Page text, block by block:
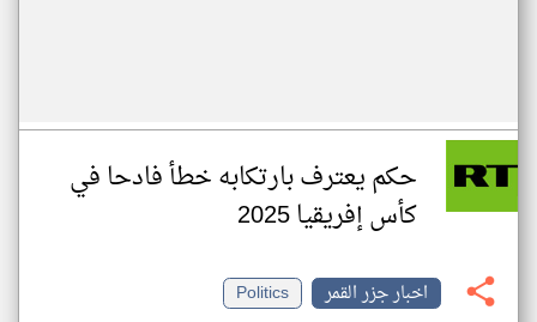
حكم يعترف بارتكابه خطأ فادحا في
كأس إفريقيا 2025
اخبار جزر القمر
Politics